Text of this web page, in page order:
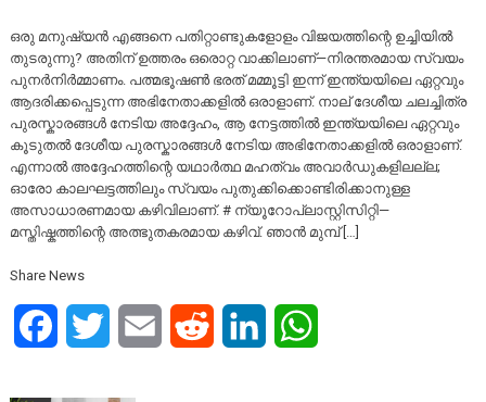
ഒരു മനുഷ്യൻ എങ്ങനെ പതിറ്റാണ്ടുകളോളം വിജയത്തിന്റെ ഉച്ചിയിൽ
തുടരുന്നു? അതിന് ഉത്തരം ഒരൊറ്റ വാക്കിലാണ്—നിരന്തരമായ സ്വയം
പുനർനിർമ്മാണം. പത്മഭൂഷൺ ഭരത് മമ്മൂട്ടി ഇന്ന് ഇന്ത്യയിലെ ഏറ്റവും
ആദരിക്കപ്പെടുന്ന അഭിനേതാക്കളിൽ ഒരാളാണ്. നാല് ദേശീയ ചലച്ചിത്ര
പുരസ്കാരങ്ങൾ നേടിയ അദ്ദേഹം, ആ നേട്ടത്തിൽ ഇന്ത്യയിലെ ഏറ്റവും
കൂടുതൽ ദേശീയ പുരസ്കാരങ്ങൾ നേടിയ അഭിനേതാക്കളിൽ ഒരാളാണ്.
എന്നാൽ അദ്ദേഹത്തിന്റെ യഥാർത്ഥ മഹത്വം അവാർഡുകളിലല്ല;
ഓരോ കാലഘട്ടത്തിലും സ്വയം പുതുക്കിക്കൊണ്ടിരിക്കാനുള്ള
അസാധാരണമായ കഴിവിലാണ്. # ന്യൂറോപ്ലാസ്റ്റിസിറ്റി—
മസ്തിഷ്കത്തിന്റെ അത്ഭുതകരമായ കഴിവ്. ഞാൻ മുമ്പ് […]
Share News
FacebookTwitter Email Reddit LinkedIn